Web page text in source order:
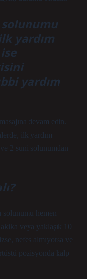
solunumu
yardım
yardım
devam edin.
ilk yardım
2 suni solunumdan
solunumu hemen
veya yaklaşık 10
nefes almıyorsa ve
pozisyonda kalp